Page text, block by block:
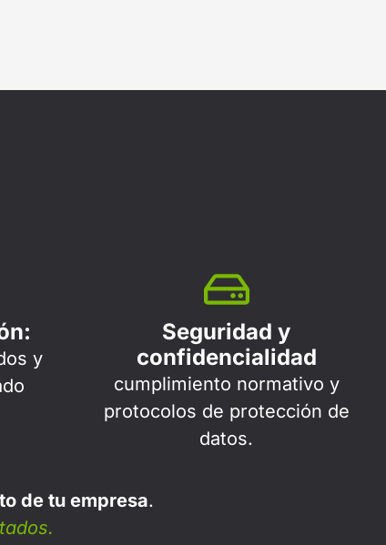
y
Seguridad y
confidencialidad
cumplimiento normativo y
protocolos de protección de
datos.
de tu empresa.